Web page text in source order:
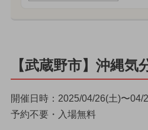
【武蔵野市】沖縄気
開催日時：2025/04/26(土)〜04/
予約不要・入場無料